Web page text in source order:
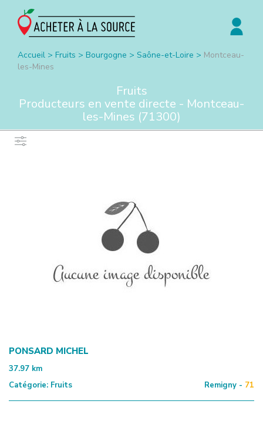
Accueil > Fruits > Bourgogne > Saône-et-Loire > Montceau-
les-Mines
Fruits
Producteurs en vente directe - Montceau-
les-Mines (71300)
PONSARD MICHEL
37.97 km
Catégorie: Fruits Remigny - 71